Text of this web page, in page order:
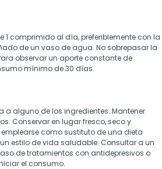
1 comprimido al día, preferiblemente con la
de un vaso de agua. No sobrepasar la
observar un aporte constante de
mínimo de 30 días.
a alguno de los ingredientes. Mantener
Conservar en lugar fresco, seco y
como sustituto de una dieta
estilo de vida saludable. Consultar a un
de tratamientos con antidepresivos o
el consumo.